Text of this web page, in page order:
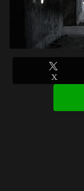
X